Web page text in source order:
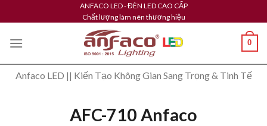
to
content
ANFACO LED - ĐÈN LED CAO CẤP
Chất lượng làm nên thương hiệu
0
Anfaco LED || Kiến Tạo Không Gian Sang Trọng & Tinh Tế
AFC-710 Anfaco